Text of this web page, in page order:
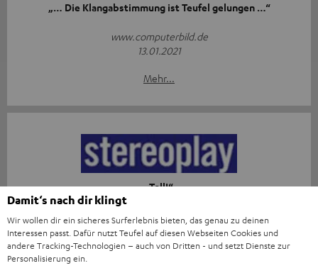
„… Die Klangabstimmung ist Teufel gelungen …“
www.computerbild.de
13.01.2021
Mehr...
„Toll!“
Stereoplay
01/2021
Damit‘s nach dir klingt
Wir wollen dir ein sicheres Surferlebnis bieten, das genau zu deinen
Interessen passt. Dafür nutzt Teufel auf diesen Webseiten Cookies und
andere Tracking-Technologien – auch von Dritten - und setzt Dienste zur
Personalisierung ein.